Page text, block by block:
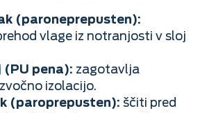
(paroneprepusten):
vlage iz notranjosti v sloj
(PU pena): zagotavlja
izolacijo.
(paroprepusten): ščiti pred